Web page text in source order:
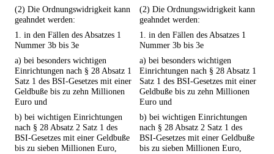
(2) Die Ordnungswidrigkeit kann
geahndet werden:
(2) Die Ordnungswidrigkeit kann
geahndet werden:
1. in den Fällen des Absatzes 1
Nummer 3b bis 3e
1. in den Fällen des Absatzes 1
Nummer 3b bis 3e
a) bei besonders wichtigen
Einrichtungen nach § 28 Absatz 1
Satz 1 des BSI-Gesetzes mit einer
Geldbuße bis zu zehn Millionen
Euro und
a) bei besonders wichtigen
Einrichtungen nach § 28 Absatz 1
Satz 1 des BSI-Gesetzes mit einer
Geldbuße bis zu zehn Millionen
Euro und
b) bei wichtigen Einrichtungen
nach § 28 Absatz 2 Satz 1 des
BSI-Gesetzes mit einer Geldbuße
bis zu sieben Millionen Euro,
b) bei wichtigen Einrichtungen
nach § 28 Absatz 2 Satz 1 des
BSI-Gesetzes mit einer Geldbuße
bis zu sieben Millionen Euro,